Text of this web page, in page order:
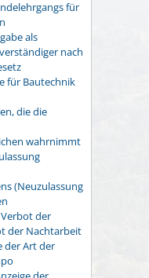
für
als
nach
für Bautechnik
die die
wahrnimmt
(Neuzulassung
der
der Nachtarbeit
der Art der